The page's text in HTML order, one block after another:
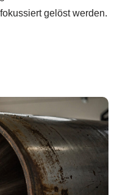
gelöst werden.